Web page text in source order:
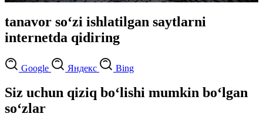
tanavor so‘zi ishlatilgan saytlarni
internetda qidiring
Google Яндекс Bing
Siz uchun qiziq bo‘lishi mumkin bo‘lgan
so‘zlar